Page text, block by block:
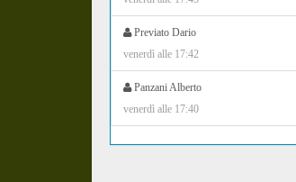
Previato Dario
venerdì alle 17:42
Panzani Alberto
venerdì alle 17:40